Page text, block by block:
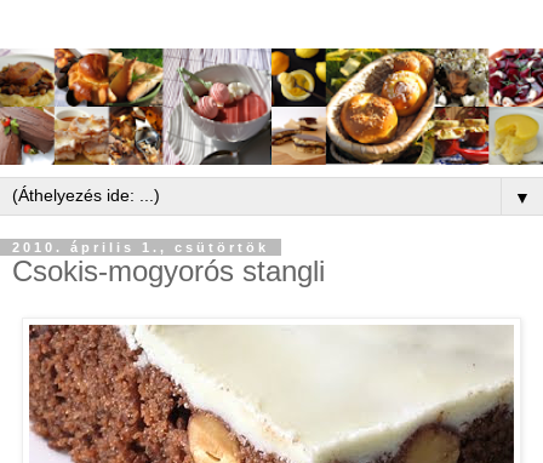
▼
2010. április 1., csütörtök
Csokis-mogyorós stangli